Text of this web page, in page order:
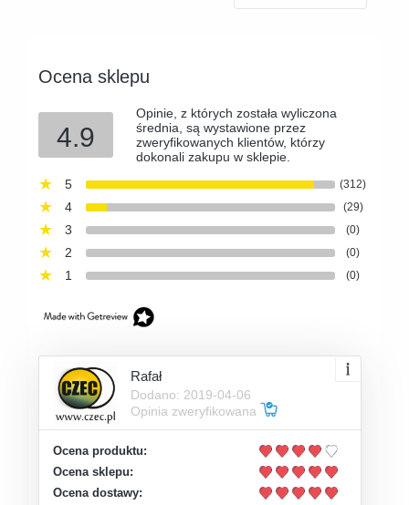
Ocena sklepu
4.9
Opinie, z których została wyliczona
średnia, są wystawione przez
zweryfikowanych klientów, którzy
dokonali zakupu w sklepie.
5
(312)
4 (29)
3 (0)
2 (0)
1 (0)
Rafał
Dodano: 2019-04-06
Opinia zweryfikowana
Ocena produktu:
Ocena sklepu:
Ocena dostawy: